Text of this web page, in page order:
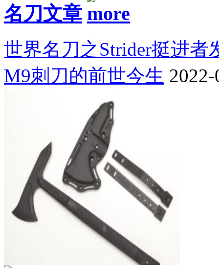
名刀文章
世界名刀之Strider挺进者
M9刺刀的前世今生